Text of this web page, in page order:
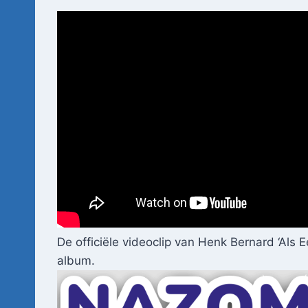
De officiële videoclip van Henk Bernard ‘Als
album.